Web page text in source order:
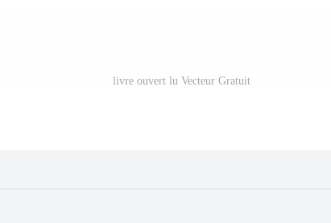
livre ouvert lu Vecteur Gratuit